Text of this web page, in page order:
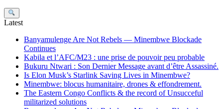
Search
Latest
Banyamulenge Are Not Rebels — Minembwe Blockade
Continues
Kabila et l’AFC/M23 : une prise de pouvoir peu probable
Bukuru Ntwari : Son Dernier Message avant d’être Assassiné.
Is Elon Musk’s Starlink Saving Lives in Minembwe?
Minembwe: blocus humanitaire, drones & effondrement.
The Eastern Congo Conflicts & the record of Unsucceful
militarized solutions